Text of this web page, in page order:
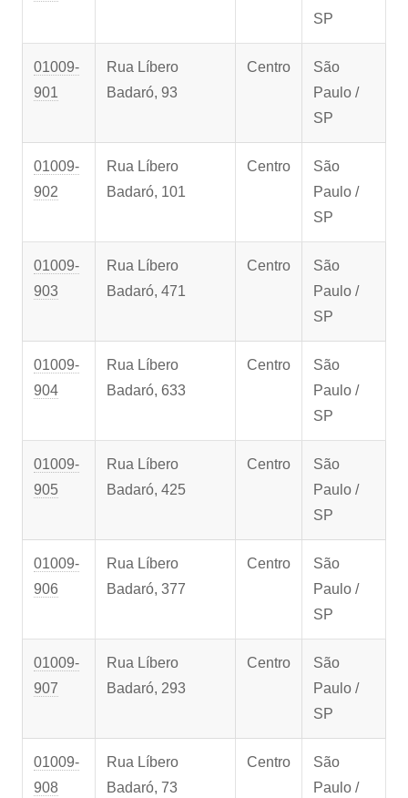
SP
01009-
901
Rua Líbero
Badaró, 93
Centro
São
Paulo /
SP
01009-
902
Rua Líbero
Badaró, 101
Centro
São
Paulo /
SP
01009-
903
Rua Líbero
Badaró, 471
Centro
São
Paulo /
SP
01009-
904
Rua Líbero
Badaró, 633
Centro
São
Paulo /
SP
01009-
905
Rua Líbero
Badaró, 425
Centro
São
Paulo /
SP
01009-
906
Rua Líbero
Badaró, 377
Centro
São
Paulo /
SP
01009-
907
Rua Líbero
Badaró, 293
Centro
São
Paulo /
SP
01009-
908
Rua Líbero
Badaró, 73
Centro
São
Paulo /